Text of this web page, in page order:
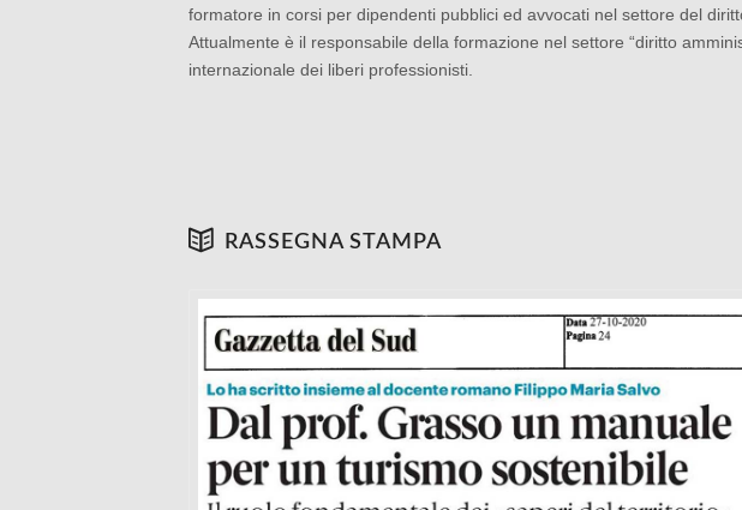
formatore in corsi per dipendenti pubblici ed avvocati nel settore del
Attualmente è il responsabile della formazione nel settore “diritto
internazionale dei liberi professionisti.
RASSEGNA STAMPA